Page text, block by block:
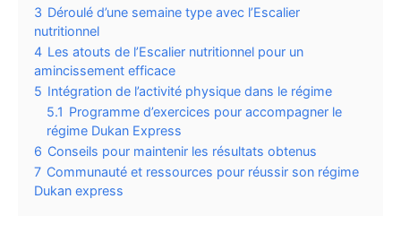
3 Déroulé d’une semaine type avec l’Escalier
nutritionnel
4 Les atouts de l’Escalier nutritionnel pour un
amincissement efficace
5 Intégration de l’activité physique dans le régime
5.1 Programme d’exercices pour accompagner le
régime Dukan Express
6 Conseils pour maintenir les résultats obtenus
7 Communauté et ressources pour réussir son régime
Dukan express